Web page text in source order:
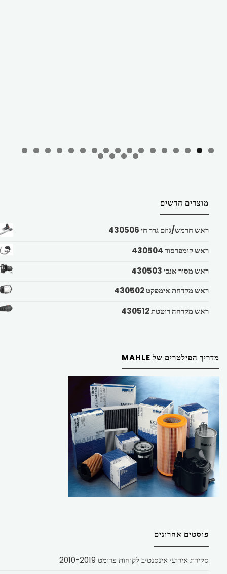
מוצרים חדשים
ראש חרמש/גוזם גדר חי 430506
ראש קומפרסור 430504
ראש מסור אנכי 430503
ראש מקדחת אימפקט 430502
ראש מקדחה רוטטת 430512
מדריך הפילטרים של MAHLE
פוסטים אחרונים
סקירת אירועי אינסנטיב לקוחות פרומט 2010-2019